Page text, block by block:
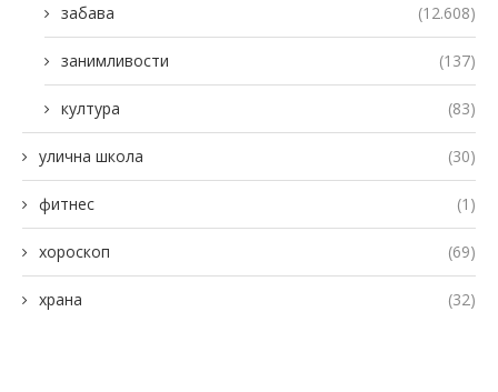
забава (12.608)
занимливости (137)
култура (83)
улична школа (30)
фитнес (1)
хороскоп (69)
храна (32)